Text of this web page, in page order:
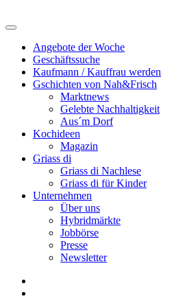
Angebote der Woche
Geschäftssuche
Kaufmann / Kauffrau werden
Gschichten von Nah&Frisch
Marktnews
Gelebte Nachhaltigkeit
Aus´m Dorf
Kochideen
Magazin
Griass di
Griass di Nachlese
Griass di für Kinder
Unternehmen
Über uns
Hybridmärkte
Jobbörse
Presse
Newsletter